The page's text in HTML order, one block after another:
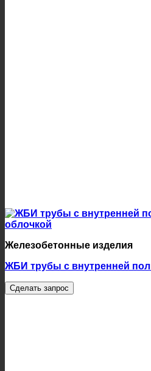
Железобетонные изделия
ЖБИ трубы с внутренней
Сделать запрос